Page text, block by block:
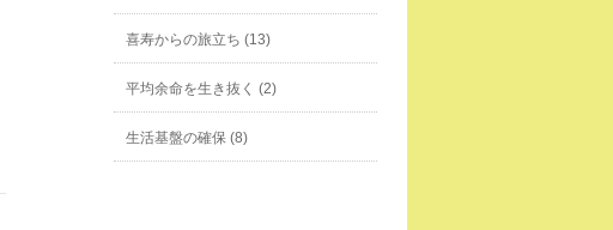
喜寿からの旅立ち (13)
平均余命を生き抜く (2)
生活基盤の確保 (8)